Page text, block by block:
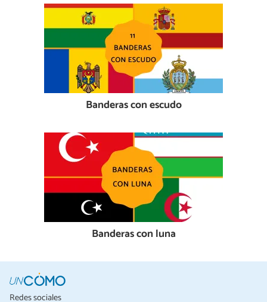
Banderas con escudo
Banderas con luna
Redes sociales